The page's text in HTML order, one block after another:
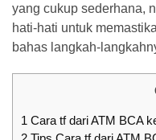
ke
SeaBank
Terbaru
yang cukup sederhana,
hati-hati untuk
bahas langkah-
1 Cara tf dari ATM BCA